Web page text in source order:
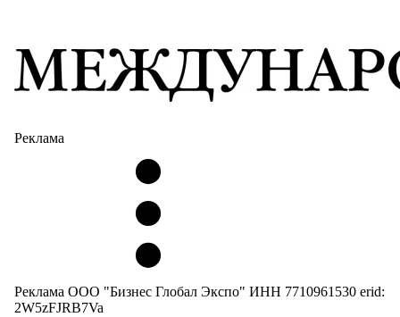
Реклама
Реклама ООО "Бизнес Глобал Экспо" ИНН 7710961530 erid:
2W5zFJRB7Va